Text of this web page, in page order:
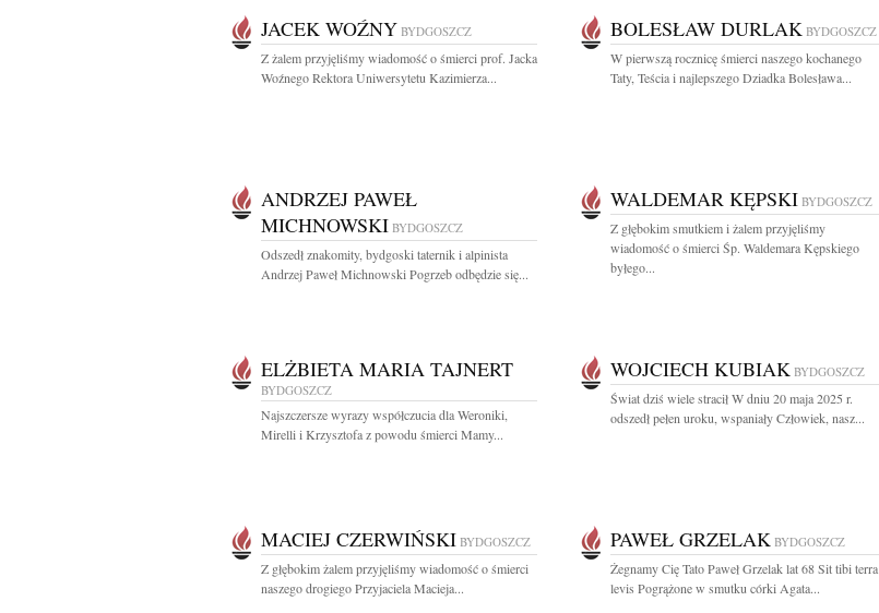
JACEK WOŹNY BYDGOSZCZ
Z żalem przyjęliśmy wiadomość o śmierci prof. Jacka
Woźnego Rektora Uniwersytetu Kazimierza...
BOLESŁAW DURLAK BYDGOSZCZ
W pierwszą rocznicę śmierci naszego kochanego
Taty, Teścia i najlepszego Dziadka Bolesława...
ANDRZEJ PAWEŁ
MICHNOWSKI BYDGOSZCZ
Odszedł znakomity, bydgoski taternik i alpinista
Andrzej Paweł Michnowski Pogrzeb odbędzie się...
WALDEMAR KĘPSKI BYDGOSZCZ
Z głębokim smutkiem i żalem przyjęliśmy
wiadomość o śmierci Śp. Waldemara Kępskiego
byłego...
ELŻBIETA MARIA TAJNERT
BYDGOSZCZ
Najszczersze wyrazy współczucia dla Weroniki,
Mirelli i Krzysztofa z powodu śmierci Mamy...
WOJCIECH KUBIAK BYDGOSZCZ
Świat dziś wiele stracił W dniu 20 maja 2025 r.
odszedł pełen uroku, wspaniały Człowiek, nasz...
MACIEJ CZERWIŃSKI BYDGOSZCZ
Z głębokim żalem przyjęliśmy wiadomość o śmierci
naszego drogiego Przyjaciela Macieja...
PAWEŁ GRZELAK BYDGOSZCZ
Żegnamy Cię Tato Paweł Grzelak lat 68 Sit tibi terra
levis Pogrążone w smutku córki Agata...